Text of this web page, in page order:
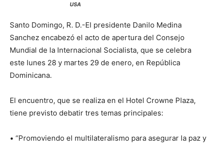
USA
Santo Domingo, R. D.-El presidente Danilo Medina
Sanchez encabezó el acto de apertura del Consejo
Mundial de la Internacional Socialista, que se celebra
este lunes 28 y martes 29 de enero, en República
Dominicana.
El encuentro, que se realiza en el Hotel Crowne Plaza,
tiene previsto debatir tres temas principales:
• “Promoviendo el multilateralismo para asegurar la paz y